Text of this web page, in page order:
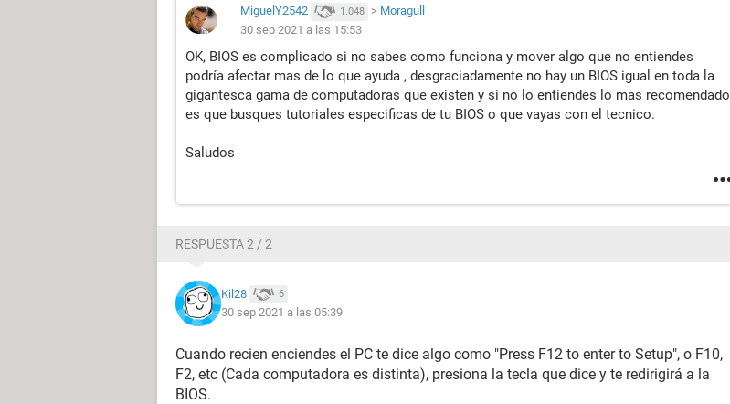
MiguelY2542 1.048 > Moragull
30 sep 2021 a las 15:53
OK, BIOS es complicado si no sabes como funciona y mover algo que no entiendes
podría afectar mas de lo que ayuda , desgraciadamente no hay un BIOS igual en toda la
gigantesca gama de computadoras que existen y si no lo entiendes lo mas recomendado
es que busques tutoriales especificas de tu BIOS o que vayas con el tecnico.
Saludos
RESPUESTA 2 / 2
Kil28 6
30 sep 2021 a las 05:39
Cuando recien enciendes el PC te dice algo como "Press F12 to enter to Setup", o F10,
F2, etc (Cada computadora es distinta), presiona la tecla que dice y te redirigirá a la
BIOS.